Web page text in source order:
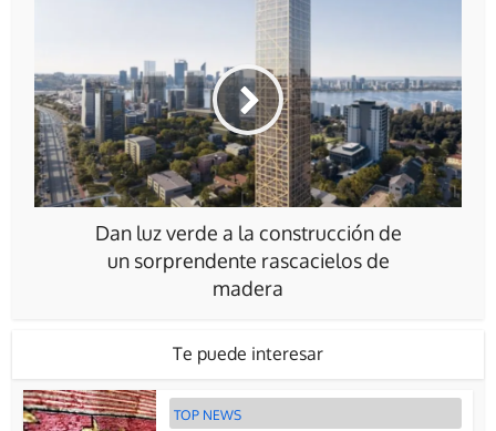
Dan luz verde a la construcción de
un sorprendente rascacielos de
madera
Te puede interesar
TOP NEWS